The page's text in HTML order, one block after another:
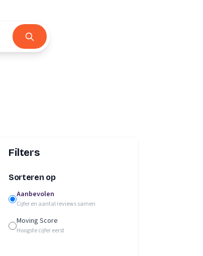
Filters
Sorteren op
Aanbevolen
Cijfer en aantal reviews samen
Moving Score
Hoogste cijfer eerst